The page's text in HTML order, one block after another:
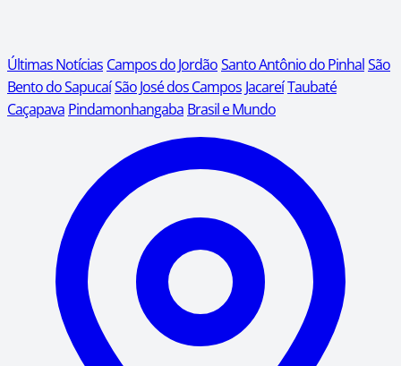
Últimas Notícias Campos do JordãoSanto Antônio do PinhalSão
Bento do SapucaíSão José dos Campos JacareíTaubaté
Caçapava Pindamonhangaba Brasil e Mundo